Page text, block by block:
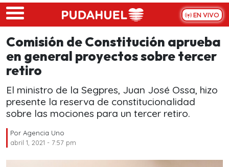
Skip to main content
EN VIVO
Comisión de Constitución aprueba
en general proyectos sobre tercer
retiro
El ministro de la Segpres, Juan José Ossa, hizo
presente la reserva de constitucionalidad
sobre las mociones para un tercer retiro.
Por Agencia Uno
abril 1, 2021 - 7:57 pm